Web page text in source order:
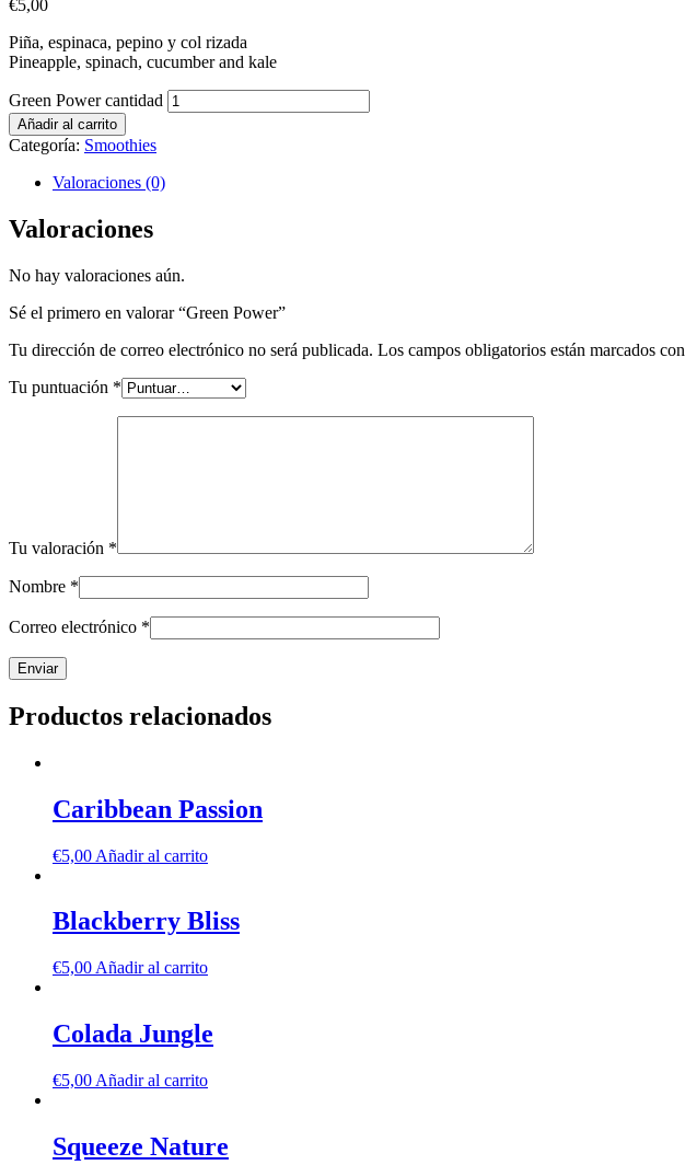
€5,00
Piña, espinaca, pepino y col rizada
Pineapple, spinach, cucumber and kale
Green Power cantidad
Añadir al carrito
Categoría: Smoothies
Valoraciones (0)
Valoraciones
No hay valoraciones aún.
Sé el primero en valorar “Green Power”
Tu dirección de correo electrónico no será publicada. Los campos obligatorios están marcados con
Tu puntuación *
Tu valoración *
Nombre *
Correo electrónico *
Productos relacionados
Caribbean Passion
€5,00 Añadir al carrito
Blackberry Bliss
€5,00 Añadir al carrito
Colada Jungle
€5,00 Añadir al carrito
Squeeze Nature